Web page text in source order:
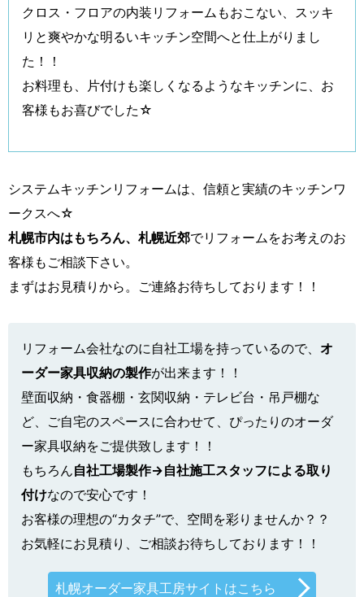
クロス・フロアの内装リフォームもおこない、スッキ
リと爽やかな明るいキッチン空間へと仕上がりまし
た！！
お料理も、片付けも楽しくなるようなキッチンに、お
客様もお喜びでした☆
システムキッチンリフォームは、信頼と実績のキッチンワ
ークスへ☆
札幌市内はもちろん、札幌近郊でリフォームをお考えのお
客様もご相談下さい。
まずはお見積りから。ご連絡お待ちしております！！
リフォーム会社なのに自社工場を持っているので、 オ
ーダー家具収納の製作が出来ます！！
壁面収納・食器棚・玄関収納・テレビ台・吊戸棚な
ど、ご自宅のスペースに合わせて、ぴったりのオーダ
ー家具収納をご提供致します！！
もちろん自社工場製作→自社施工スタッフによる取り
付けなので安心です！
お客様の理想の“カタチ”で、空間を彩りませんか？？
お気軽にお見積り、ご相談お待ちしております！！
札幌オーダー家具工房サイトはこちら